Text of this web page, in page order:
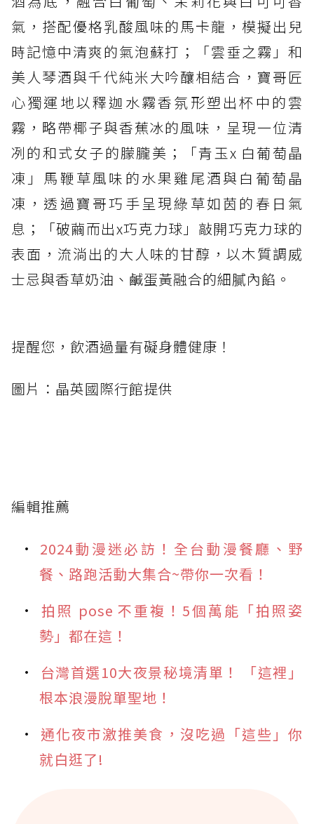
氣，搭配優格乳酸風味的馬卡龍，模擬出兒
時記憶中清爽的氣泡蘇打；「雲垂之霧」和
美人琴酒與千代純米大吟釀相結合，寶哥匠
心獨運地以釋迦水霧香氛形塑出杯中的雲
霧，略帶椰子與香蕉冰的風味，呈現一位清
冽的和式女子的朦朧美；「青玉x 白葡萄晶
凍」馬鞭草風味的水果雞尾酒與白葡萄晶
凍，透過寶哥巧手呈現綠草如茵的春日氣
息；「破繭而出x巧克力球」敲開巧克力球的
表面，流淌出的大人味的甘醇，以木質調威
士忌與香草奶油、鹹蛋黃融合的細膩內餡。
提醒您，飲酒過量有礙身體健康！
圖片：晶英國際行館提供
編輯推薦
2024動漫迷必訪！全台動漫餐廳、野
餐、路跑活動大集合~帶你一次看！
拍照 pose 不重複！5個萬能「拍照姿
勢」都在這！
台灣首選10大夜景秘境清單！ 「這裡」
根本浪漫脫單聖地！
通化夜市激推美食，沒吃過「這些」你
就白逛了!